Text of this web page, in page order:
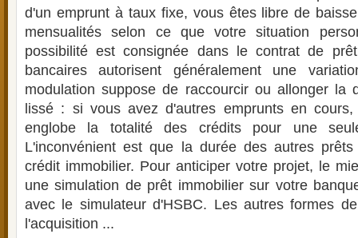
d'un emprunt à taux fixe, vous êtes libre de
mensualités selon ce que votre situation
possibilité est consignée dans le contrat de
bancaires autorisent généralement une
modulation suppose de raccourcir ou allonger la
lissé : si vous avez d'autres emprunts en
englobe la totalité des crédits pour une
L'inconvénient est que la durée des autres
crédit immobilier. Pour anticiper votre projet, le
une simulation de prêt immobilier sur votre
avec le simulateur d'HSBC. Les autres formes
l'acquisition ...